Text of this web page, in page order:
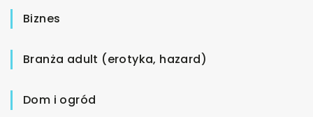
Biznes
Branża adult (erotyka, hazard)
Dom i ogród